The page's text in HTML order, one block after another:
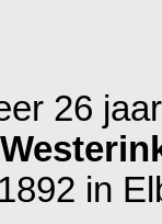
26
in